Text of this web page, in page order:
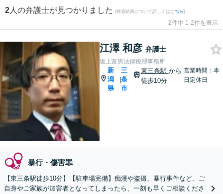
2 人の弁護士が見つかりました (検索結果について詳しくは こちら)
2件中 1-2件を表示
江澤 和彦 弁護士
坂上富男法律税理事務所
新
潟
県
|
三
条
市
東三条駅 から
徒歩10分
営業時間：本
日定休日
暴行・傷害罪
【東三条駅徒歩10分】【駐車場完備】痴漢や盗撮、暴行事件など、ご
自身やご家族が加害者となってしまったら、一刻も早くご相談くださ